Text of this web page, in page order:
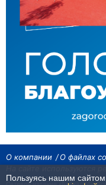
О компании
О файлах
Сетевое издание «Байкал24».
Пользуясь нашим